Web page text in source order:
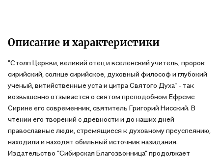
Григорий Богослов. Прекрасная и поучительная книга!
Описание и характеристики
"Столп Церкви, великий отец и вселенский учитель, пророк
сирийский, солнце сирийское, духовный философ и глубокий
ученый, витийственные уста и цитра Святого Духа" - так
возвышенно отзывается о святом преподобном Ефреме
Сирине его современник, святитель Григорий Нисский. В
чтении его творений с древности и до наших дней
православные люди, стремящиеся к духовному преуспеянию,
находили и находят обильный источник назидания.
Издательство "Сибирская Благозвонница" продолжает